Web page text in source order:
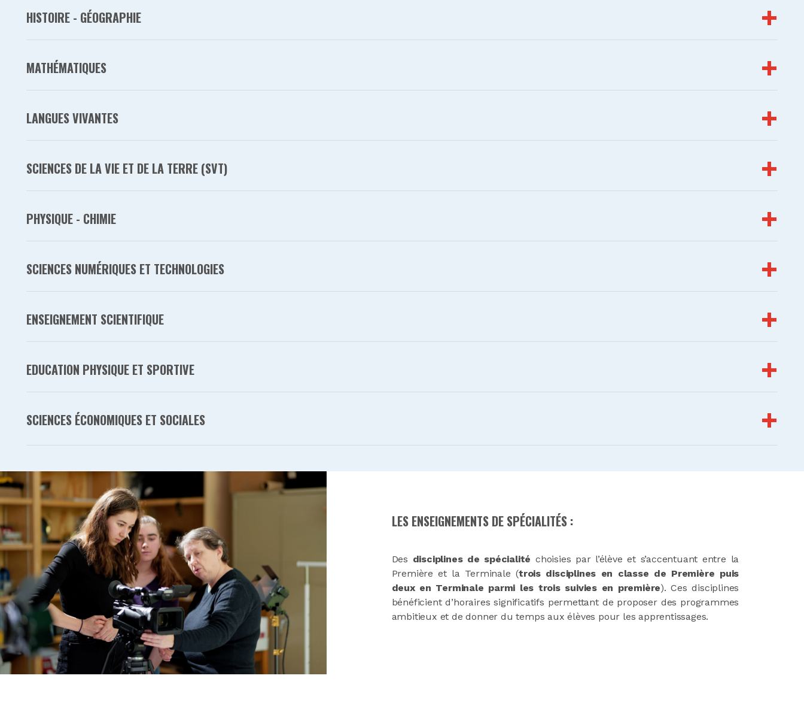
HISTOIRE - GÉOGRAPHIE
MATHÉMATIQUES
LANGUES VIVANTES
SCIENCES DE LA VIE ET DE LA TERRE (SVT)
PHYSIQUE - CHIMIE
SCIENCES NUMÉRIQUES ET TECHNOLOGIES
ENSEIGNEMENT SCIENTIFIQUE
EDUCATION PHYSIQUE ET SPORTIVE
SCIENCES ÉCONOMIQUES ET SOCIALES
LES ENSEIGNEMENTS DE SPÉCIALITÉS :
Des disciplines de spécialité choisies par l’élève et s’accentuant entre la
Première et la Terminale (trois disciplines en classe de Première puis
deux en Terminale parmi les trois suivies en première). Ces disciplines
bénéficient d’horaires significatifs permettant de proposer des programmes
ambitieux et de donner du temps aux élèves pour les apprentissages.